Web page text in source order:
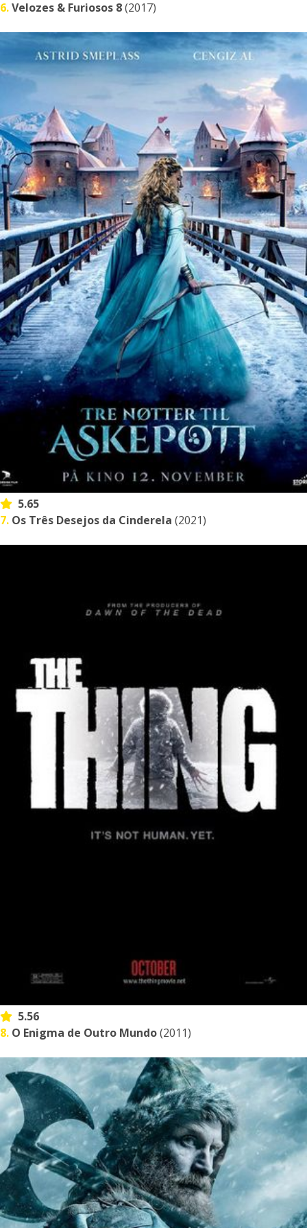
6.Velozes & Furiosos 8(2017)
5.65
7. Os Três Desejos da Cinderela (2021)
5.56
8. O Enigma de Outro Mundo(2011)